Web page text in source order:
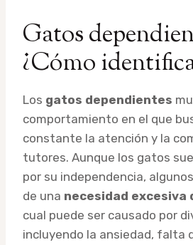
Gatos
¿Cómo
Los gatos dependientes
comportamiento en el que
constante la atención y la
tutores. Aunque los gatos
por su independencia,
de una necesidad excesiva
cual puede ser causado por
incluyendo la ansiedad, falta